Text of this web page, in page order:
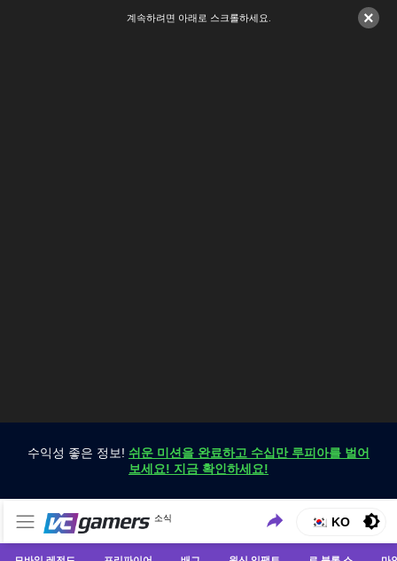
×
계속하려면 아래로 스크롤하세요.
수익성 좋은 정보! 쉬운 미션을 완료하고 수십만 루피아를 벌어
보세요! 지금 확인하세요!
VCGamers 뉴스
소식
VCGamers에서만 최신 게임 뉴스 받기
KO